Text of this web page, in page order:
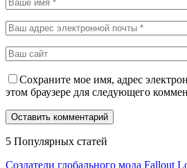
Сохраните мое имя, адрес
этом браузере для следующего
5 Популярных статей
Создатели глобального мода Fallout